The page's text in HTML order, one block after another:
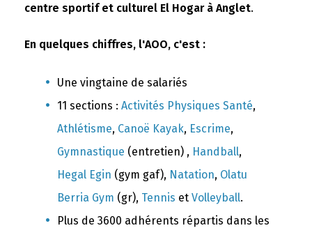
centre sportif et culturel El Hogar à Anglet.
En quelques chiffres, l'AOO, c'est :
Une vingtaine de salariés
11 sections : Activités Physiques Santé,
Athlétisme, Canoë Kayak, Escrime,
Gymnastique (entretien) , Handball,
Hegal Egin (gym gaf), Natation, Olatu
Berria Gym (gr), Tennis et Volleyball.
Plus de 3600 adhérents répartis dans les